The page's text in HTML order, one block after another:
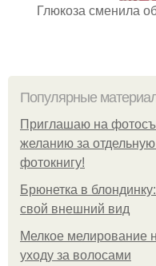
Глюкоза сменила
Популярные
Приглашаю на
желанию за
фотокнигу!
Брюнетка в
свой внешний вид
Мелкое мелирование
уходу за волосами